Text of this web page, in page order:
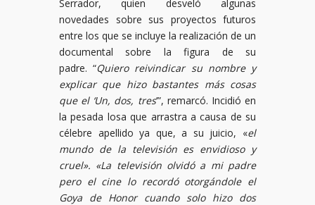
Serrador, quien desveló algunas
novedades sobre sus proyectos futuros
entre los que se incluye la realización de un
documental sobre la figura de su
padre. “Quiero reivindicar su nombre y
explicar que hizo bastantes más cosas
que el ‘Un, dos, tres’”, remarcó. Incidió en
la pesada losa que arrastra a causa de su
célebre apellido ya que, a su juicio, «el
mundo de la televisión es envidioso y
cruel». «La televisión olvidó a mi padre
pero el cine lo recordó otorgándole el
Goya de Honor cuando solo hizo dos